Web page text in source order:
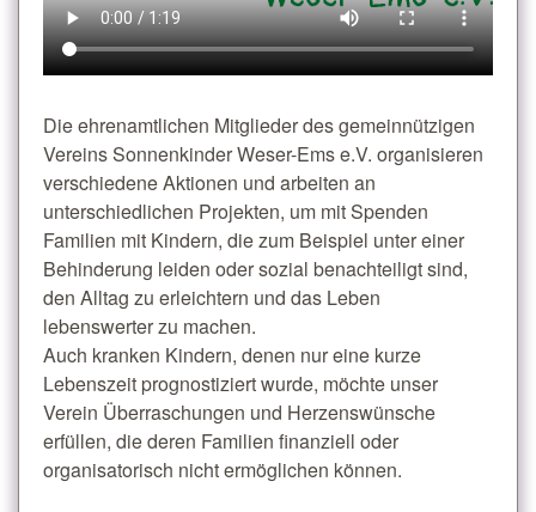
Die ehrenamtlichen Mitglieder des gemeinnützigen
Vereins Sonnenkinder Weser-Ems e.V. organisieren
verschiedene Aktionen und arbeiten an
unterschiedlichen Projekten, um mit Spenden
Familien mit Kindern, die zum Beispiel unter einer
Behinderung leiden oder sozial benachteiligt sind,
den Alltag zu erleichtern und das Leben
lebenswerter zu machen.
Auch kranken Kindern, denen nur eine kurze
Lebenszeit prognostiziert wurde, möchte unser
Verein Überraschungen und Herzenswünsche
erfüllen, die deren Familien finanziell oder
organisatorisch nicht ermöglichen können.